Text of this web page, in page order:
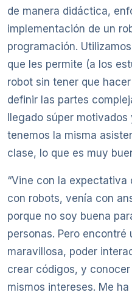
de manera didáctica,
implementación de un
programación.
que les permite (a los
robot sin tener que
definir las partes
llegado súper motivados
tenemos la misma
clase, lo que es muy
“Vine con la
con robots, venía con
porque no soy buena
personas. Pero encontré
maravillosa, poder
crear códigos, y
mismos intereses. Me